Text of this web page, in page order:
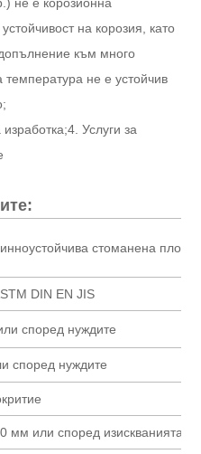
на корозия, като
към много
температура не е устойчив
Услуги за
стоманена плоча
DIN EN JIS
според нуждите
според нуждите
мм или според изискванията